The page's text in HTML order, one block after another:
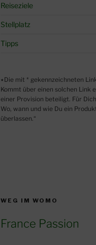
Reiseziele
Stellplatz
Tipps
٭Die mit * gekennzeichneten Links sind sogenannte Affiliate Links.
Kommt über einen solchen Link
einer Provision beteiligt. Für
Wo, wann und wie Du ein
überlassen.“
WEG IM WOMO
France Passion